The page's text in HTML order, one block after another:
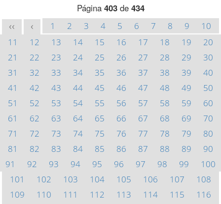
Página 403de 434
<< < 1 2 3 4 5 6 7 8 9
10
11
12 13 14 15 16 17 18 19
20
21
22 23 24 25 26 27 28 29
30
31
32 33 34 35 36 37 38 39
40
41
42 43 44 45 46 47 48 49
50
51
52 53 54 55 56 57 58 59
60
61
62 63 64 65 66 67 68 69
70
71
72 73 74 75 76 77 78 79
80
81
82 83 84 85 86 87 88 89
90
91
92 93 94 95 96 97 98 99
100
101
102 103 104 105 106 107
108
109
110 111 112 113 114 115
116